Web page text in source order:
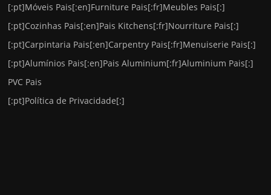
[:pt]Móveis Pais[:en]Furniture Pais[:fr]Meubles Pais[:]
[:pt]Cozinhas Pais[:en]Pais Kitchens[:fr]Nourriture Pais[:]
[:pt]Carpintaria Pais[:en]Carpentry Pais[:fr]Menuiserie Pais[:]
[:pt]Alumínios Pais[:en]Pais Aluminium[:fr]Aluminium Pais[:]
PVC Pais
[:pt]Política de Privacidade[:]